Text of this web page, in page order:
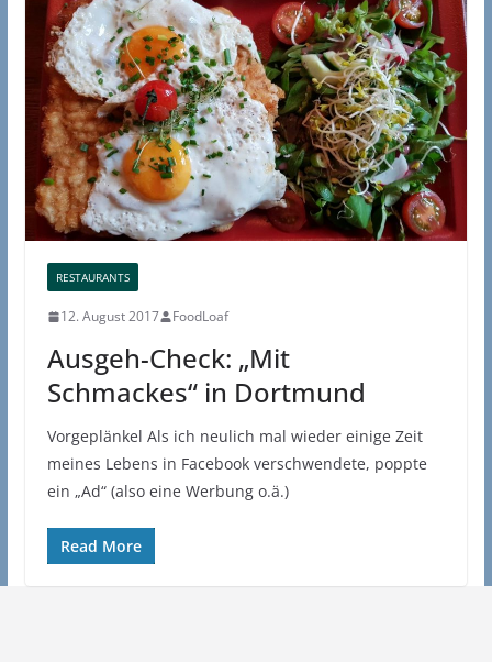
RESTAURANTS
12. August 2017 FoodLoaf
Ausgeh-Check: „Mit
Schmackes“ in Dortmund
Vorgeplänkel Als ich neulich mal wieder einige Zeit
meines Lebens in Facebook verschwendete, poppte
ein „Ad“ (also eine Werbung o.ä.)
Read More